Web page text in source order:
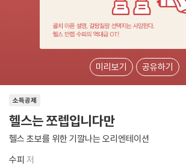
미리보기 공유하기
소득공제
헬스는 쪼렙입니다만
헬스 초보를 위한 기깔나는 오리엔테이션
수피 저